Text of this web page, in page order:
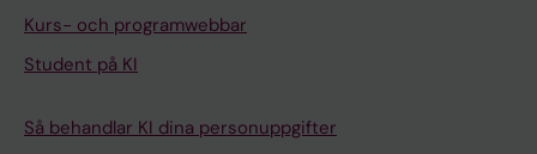
Kurs- och programwebbar
Student på KI
Så behandlar KI dina personuppgifter